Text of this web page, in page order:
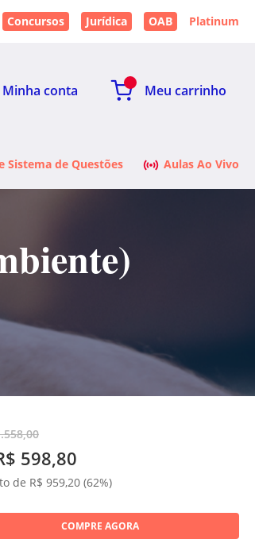
Concursos Jurídica OAB Platinum
Minha conta Meu carrinho
Sistema de Questões Aulas Ao Vivo
598,80
de R$ 959,20 (62%)
COMPRE AGORA